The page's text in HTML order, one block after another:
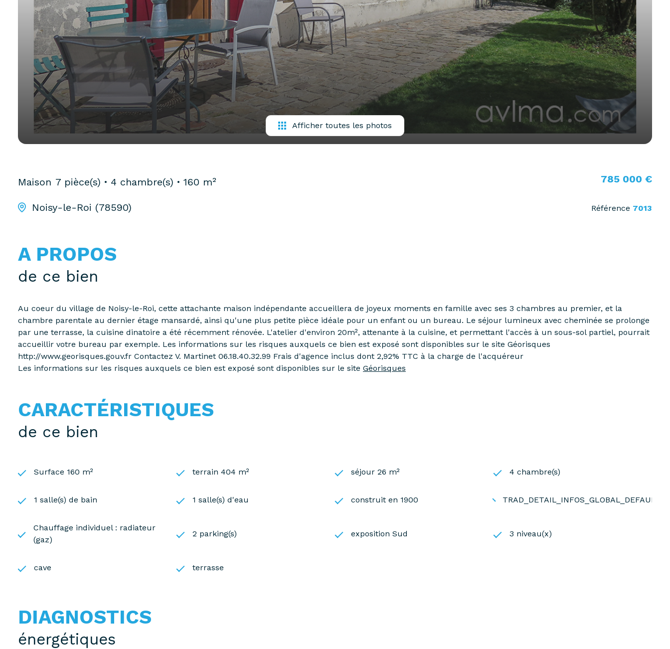
Afficher toutes les photos
Maison 7 pièce(s) 4 chambre(s) 160 m²
Noisy-le-Roi (78590)
785 000 €
Référence 7013
A PROPOS
de ce bien
Au coeur du village de Noisy-le-Roi, cette attachante maison indépendante accueillera de joyeux moments en famille avec ses 3 chambres au premier, et la
chambre parentale au dernier étage mansardé, ainsi qu'une plus petite pièce idéale pour un enfant ou un bureau. Le séjour lumineux avec cheminée se prolonge
par une terrasse, la cuisine dinatoire a été récemment rénovée. L'atelier d'environ 20m², attenante à la cuisine, et permettant l'accès à un sous-sol partiel, pourrait
accueillir votre bureau par exemple. Les informations sur les risques auxquels ce bien est exposé sont disponibles sur le site Géorisques
http://www.georisques.gouv.fr Contactez V. Martinet 06.18.40.32.99 Frais d'agence inclus dont 2,92% TTC à la charge de l'acquéreur
Les informations sur les risques auxquels ce bien est exposé sont disponibles sur le site Géorisques
CARACTÉRISTIQUES
de ce bien
Surface 160 m² terrain 404 m² séjour 26 m² 4 chambre(s)
1 salle(s) de bain 1 salle(s) d'eau construit en 1900
Chauffage individuel : radiateur
(gaz)
2 parking(s) exposition Sud 3 niveau(x)
cave terrasse
DIAGNOSTICS
énergétiques